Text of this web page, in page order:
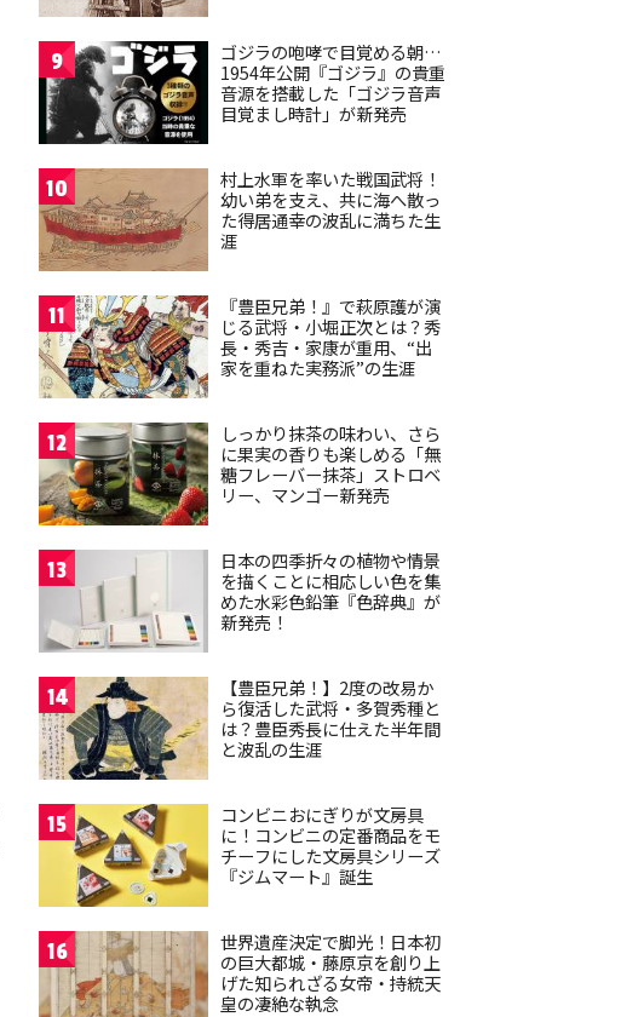
9
ゴジラの咆哮で目覚める朝…
1954年公開『ゴジラ』の貴重
音源を搭載した「ゴジラ音声
目覚まし時計」が新発売
10
村上水軍を率いた戦国武将！
幼い弟を支え、共に海へ散っ
た得居通幸の波乱に満ちた生
涯
11
『豊臣兄弟！』で萩原護が演
じる武将・小堀正次とは？秀
長・秀吉・家康が重用、“出
家を重ねた実務派”の生涯
12
しっかり抹茶の味わい、さら
に果実の香りも楽しめる「無
糖フレーバー抹茶」ストロベ
リー、マンゴー新発売
13
日本の四季折々の植物や情景
を描くことに相応しい色を集
めた水彩色鉛筆『色辞典』が
新発売！
14
【豊臣兄弟！】2度の改易か
ら復活した武将・多賀秀種と
は？豊臣秀長に仕えた半年間
と波乱の生涯
15
コンビニおにぎりが文房具
に！コンビニの定番商品をモ
チーフにした文房具シリーズ
『ジムマート』誕生
16
世界遺産決定で脚光！日本初
の巨大都城・藤原京を創り上
げた知られざる女帝・持統天
皇の凄絶な執念